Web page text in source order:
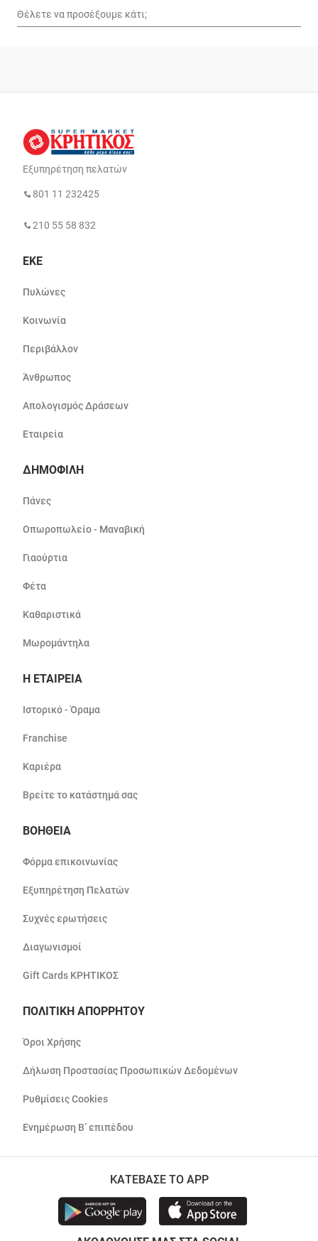
Εξυπηρέτηση πελατών
801 11 232425
210 55 58 832
ΕΚΕ
Πυλώνες
Κοινωνία
Περιβάλλον
Άνθρωπος
Απολογισμός Δράσεων
Εταιρεία
ΔΗΜΟΦΙΛΗ
Πάνες
Οπωροπωλείο - Μαναβική
Γιαούρτια
Φέτα
Καθαριστικά
Μωρομάντηλα
Η ΕΤΑΙΡΕΙΑ
Ιστορικό - Όραμα
Franchise
Καριέρα
Βρείτε το κατάστημά σας
ΒΟΗΘΕΙΑ
Φόρμα επικοινωνίας
Εξυπηρέτηση Πελατών
Συχνές ερωτήσεις
Διαγωνισμοί
Gift Cards ΚΡΗΤΙΚΟΣ
ΠΟΛΙΤΙΚΗ ΑΠΟΡΡΗΤΟΥ
Όροι Χρήσης
Δήλωση Προστασίας Προσωπικών Δεδομένων
Ρυθμίσεις Cookies
Ενημέρωση Β’ επιπέδου
ΚΑΤΕΒΑΣΕ ΤΟ APP